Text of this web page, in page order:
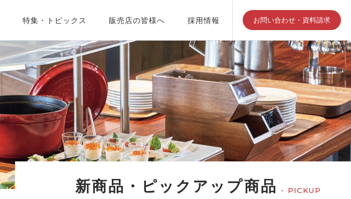
企業紹介 江部松商事について
営業カレンダー 会社見学
特集・ トピックス 販売店の皆様へ 採用情報 お問い合わせ・資料請求
新商品・ピックアップ商品 PICKUP